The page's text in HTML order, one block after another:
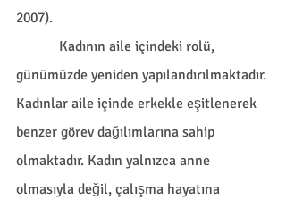
2007).
günümüzde yeniden yapılandırılmaktadır.
Kadınlar aile içinde erkekle eşitlenerek
benzer görev dağılımlarına sahip
olmaktadır. Kadın yalnızca anne
olmasıyla değil, çalışma hayatına